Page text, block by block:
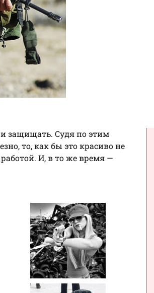
защищать. Судя по этим
то, как бы это красиво не
И, в то же время —